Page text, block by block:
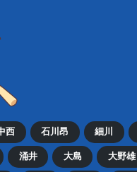
西 石川昂 細川
涌井 大島 大野雄